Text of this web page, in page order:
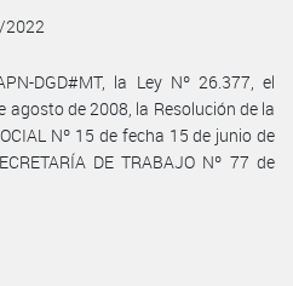
2022
DGD#MT, la Ley Nº 26.377, el
agosto de 2008, la Resolución de la
Nº 15 de fecha 15 de junio de
DE TRABAJO Nº 77 de